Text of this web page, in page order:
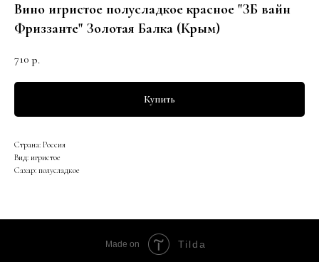
Вино игристое полусладкое красное "ЗБ вайн
Фриззанте" Золотая Балка (Крым)
710 р.
Купить
Страна: Россия
Вид: игристое
Сахар: полусладкое
Made on Tilda